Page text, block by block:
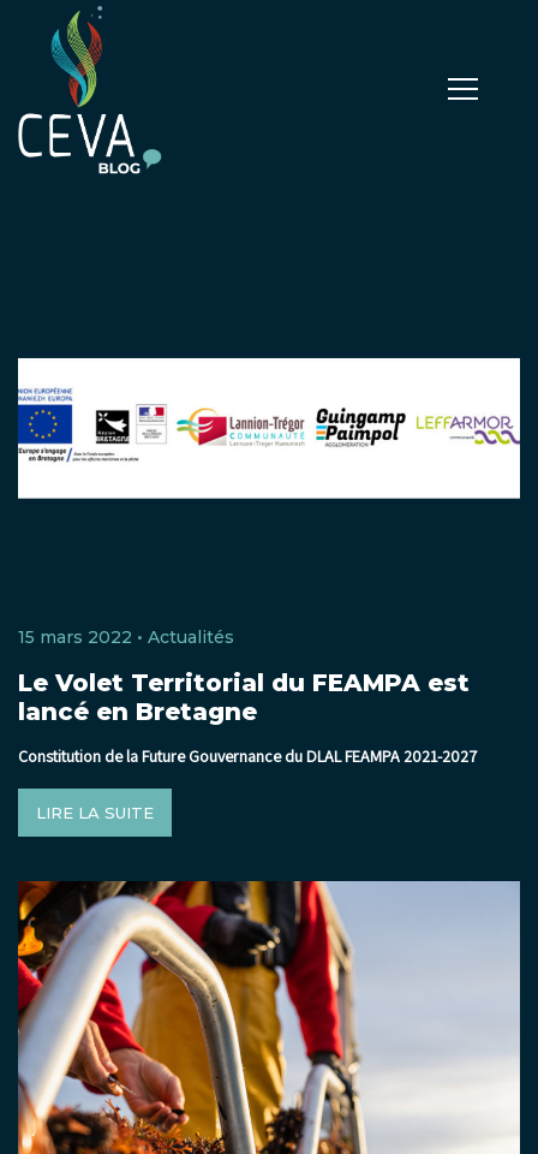
15 mars 2022 • Actualités
Le Volet Territorial du FEAMPA est
lancé en Bretagne
Constitution de la Future Gouvernance du DLAL FEAMPA 2021-2027
LIRE LA SUITE